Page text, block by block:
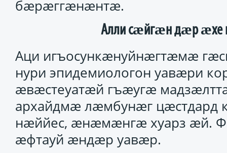
бӕрӕггӕнӕнтӕ.
Алли сӕйгӕн дӕр ӕхе
Аци игъосункӕнуйнӕгтӕмӕ
нури эпидемиологон уавӕри
ӕвӕстеуатӕй гъӕугӕ
архайдмӕ лӕмбунӕг цӕстдард
нӕййес, ӕнӕмӕнгӕ хуарз ӕй.
ӕфтауй ӕндӕр уавӕр.